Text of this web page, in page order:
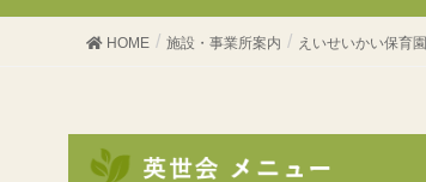
HOME 施設・事業所案内 えいせいかい保育園